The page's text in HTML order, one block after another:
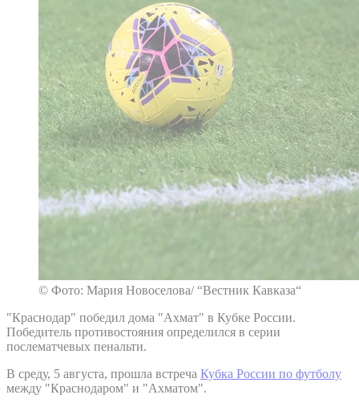
© Фото: Мария Новоселова/ “Вестник Кавказа“
"Краснодар" победил дома "Ахмат" в Кубке России.
Победитель противостояния определился в серии
послематчевых пенальти.
В среду, 5 августа, прошла встреча Кубка России по футболу
между "Краснодаром" и "Ахматом".